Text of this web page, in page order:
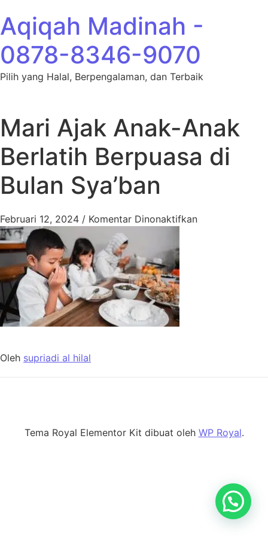
Aqiqah Madinah -
0878-8346-9070
Pilih yang Halal, Berpengalaman, dan Terbaik
Mari Ajak Anak-Anak
Berlatih Berpuasa di
Bulan Sya’ban
Februari 12, 2024 / Komentar Dinonaktifkanpada Mari Ajak
Oleh supriadi al hilal
Tema Royal Elementor Kit dibuat oleh WP Royal.